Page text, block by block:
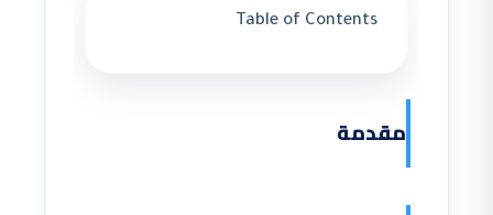
Table of Contents
مقدمة